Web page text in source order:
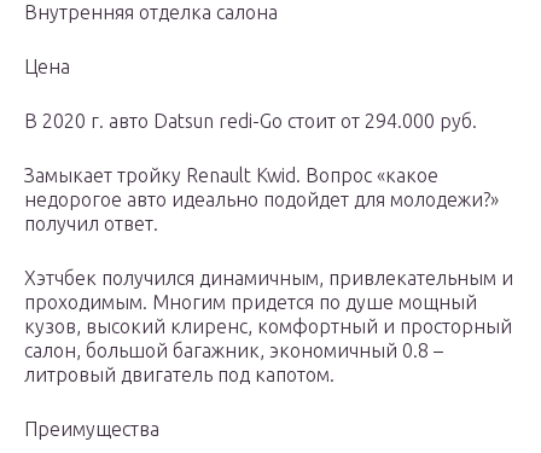
Внутренняя отделка салона
Цена
В 2020 г. авто Datsun redi-Go стоит от 294.000 руб.
Замыкает тройку Renault Kwid. Вопрос «какое
недорогое авто идеально подойдет для молодежи?»
получил ответ.
Хэтчбек получился динамичным, привлекательным и
проходимым. Многим придется по душе мощный
кузов, высокий клиренс, комфортный и просторный
салон, большой багажник, экономичный 0.8 –
литровый двигатель под капотом.
Преимущества